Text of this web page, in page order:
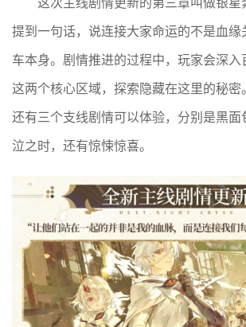
提到一句话，说连接大家命运的不是血缘
车本身。剧情推进的过程中，玩家会深入
这两个核心区域，探索隐藏在这里的秘密
还有三个支线剧情可以体验，分别是黑面
泣之时，还有惊悚惊喜。